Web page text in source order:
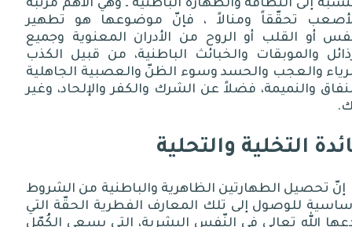
إلى النظافة والطهارة الباطنية ـ وهي الأهمّ مرتبة
تحقّقاً ومنالاً ، فإنّ موضوعها هو تطهير
أو القلب أو الروح من الأدران المعنوية وجميع
والموبقات والخبائث الباطنية، من قبيل الكذب
والعجب والحسد وسوء الظنّ والعصبية الجاهلية
والنميمة، فضلاً عن الشرك والكفر والإلحاد، وغير
.
التخلية والتحلية
إنّ تحصيل الطهارتين الظاهرية والباطنية من الشروط
للوصول إلى تلك المعارف الفطرية الحقّة التي
الله تعالى في النّفس البشرية، التي يسعى الكُمّل